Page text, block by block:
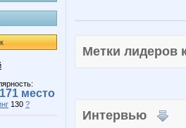
место
130 ?
Метки
Интервью